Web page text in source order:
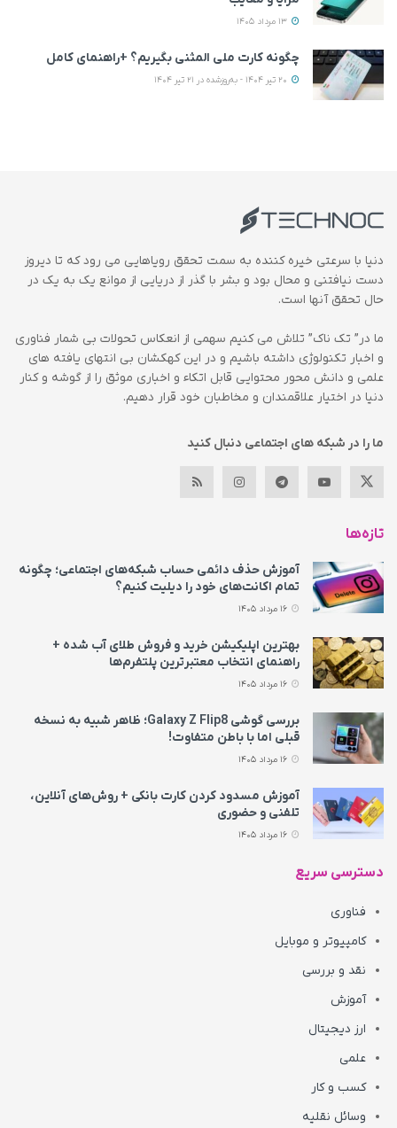
چگونه کارت ملی المثنی بگیریم؟ +راهنمای کامل
دنیا با سرعتی خیره کننده به سمت تحقق رویاهایی می رود که تا دیروز
دست نیافتنی و محال بود و بشر با گذر از دریایی از موانع یک به یک در
حال تحقق آنها است.
ما در” تک ناک” تلاش می کنیم سهمی از انعکاس تحولات بی شمار فناوری
و اخبار تکنولوژی داشته باشیم و در این کهکشان بی انتهای یافته های
علمی و دانش محور محتوایی قابل اتکاء و اخباری موثق را از گوشه و کنار
دنیا در اختیار علاقمندان و مخاطبان خود قرار دهیم.
ما را در شبکه های اجتماعی دنبال کنید
تازه‌ها
آموزش حذف دائمی حساب شبکه‌های اجتماعی؛ چگونه
تمام اکانت‌های خود را دیلیت کنیم؟
بهترین اپلیکیشن خرید و فروش طلای آب شده +
راهنمای انتخاب معتبرترین پلتفرم‌ها
بررسی گوشی Galaxy Z Flip8؛ ظاهر شبیه به نسخه
قبلی اما با باطن متفاوت!
آموزش مسدود کردن کارت بانکی + روش‌های آنلاین،
تلفنی و حضوری
دسترسی سریع
فناوری
کامپیوتر و موبایل
نقد و بررسی
آموزش
ارز دیجیتال
علمی
کسب و کار
وسائل نقلیه